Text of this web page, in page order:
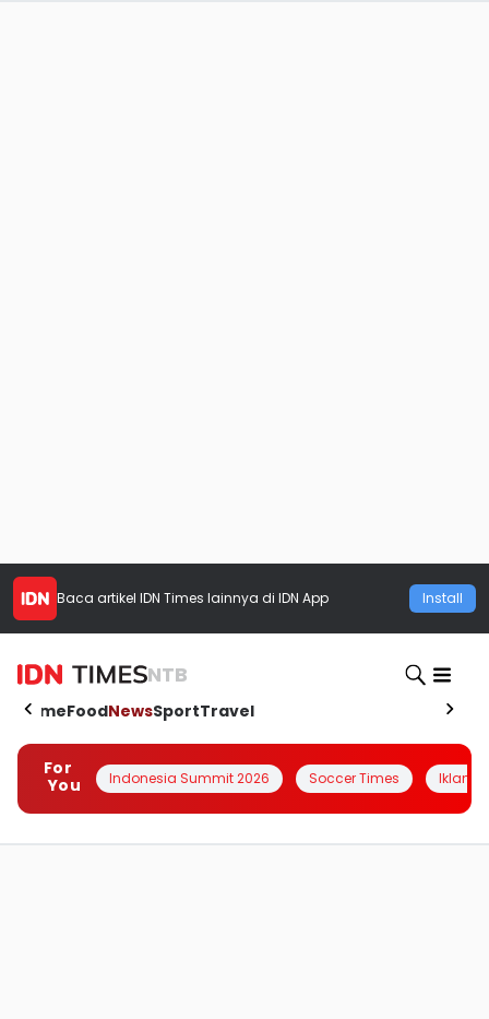
Baca artikel IDN Times lainnya di IDN App Install
NTB
HomeFoodNewsSportTravel
For
You
Indonesia Summit 2026 Soccer Times Iklanin